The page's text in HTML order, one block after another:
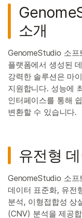
Polygenic Risk Score
문의 사항
소개
GenomeStudio 소프
플랫폼에서 생성된
강력한 솔루션은 마
지원합니다. 성능에
인터페이스를 통해
변환할 수 있습니다.
유전형
GenomeStudio 소프
데이터 표준화, 유전
분석, 이형접합성 상
(CNV) 분석을 제공